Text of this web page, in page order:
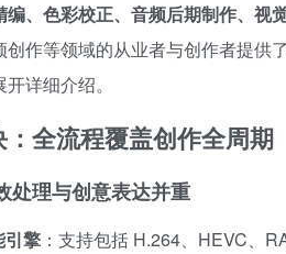
编、色彩校正、音频后期制作、视
作等领域的从业者与创作者提供
详细介绍。
全流程覆盖创作全周期
处理与创意表达并重
引擎 ：支持包括 H.264、HEVC、